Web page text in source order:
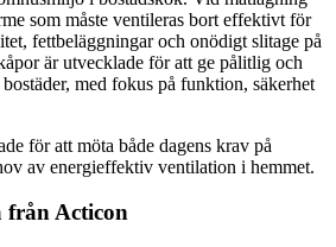
som måste ventileras bort effektivt för
fettbeläggningar och onödigt slitage på
är utvecklade för att ge pålitlig och
med fokus på funktion, säkerhet
för att möta både dagens krav på
av energieffektiv ventilation i hemmet.
från Acticon